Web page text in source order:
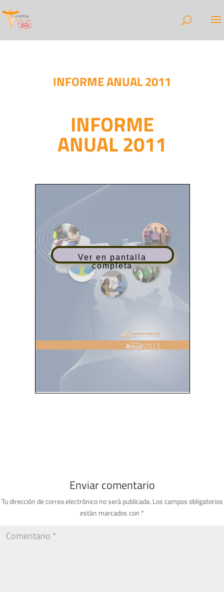
INFORME ANUAL 2011
INFORME
ANUAL 2011
Ver en pantalla
completa
Enviar comentario
Tu dirección de correo electrónico no será publicada. Los campos obligatorios
están marcados con *